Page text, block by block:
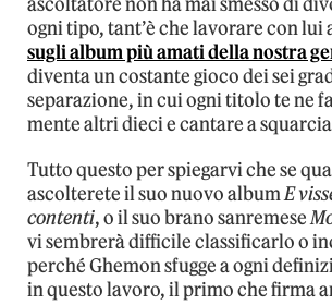
ogni tipo, tant’è che lavorare con lui
sugli album più amati della nostra
diventa un costante gioco dei sei
separazione, in cui ogni titolo te ne
mente altri dieci e cantare a
Tutto questo per spiegarvi che se
ascolterete il suo nuovo albumE
contenti, o il suo brano sanremese
vi sembrerà difficile classificarlo o
perché Ghemon sfugge a ogni
in questo lavoro, il primo che firma